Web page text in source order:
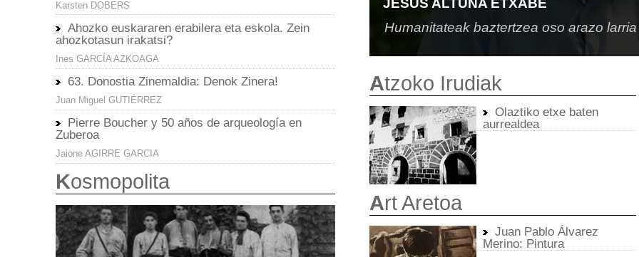
Karsten DOBERS
Ahozko euskararen erabilera eta eskola. Zein
ahozkotasun irakatsi?
Ines GARCÍA AZKOAGA
63. Donostia Zinemaldia: Denok Zinera!
Juan Miguel GUTIÉRREZ
Pierre Boucher y 50 años de arqueología en
Zuberoa
Jaione AGIRRE GARCIA
Kosmopolita
JESUS ALTUNA ETXABE
Humanitateak baztertzea oso arazo
Atzoko Irudiak
Olaztiko etxe baten
aurrealdea
Art Aretoa
Juan Pablo Álvarez
Merino: Pintura